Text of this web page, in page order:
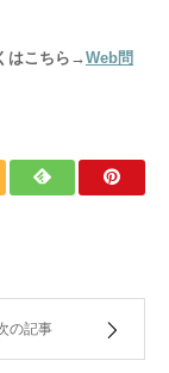
はこちら→Web問
の記事